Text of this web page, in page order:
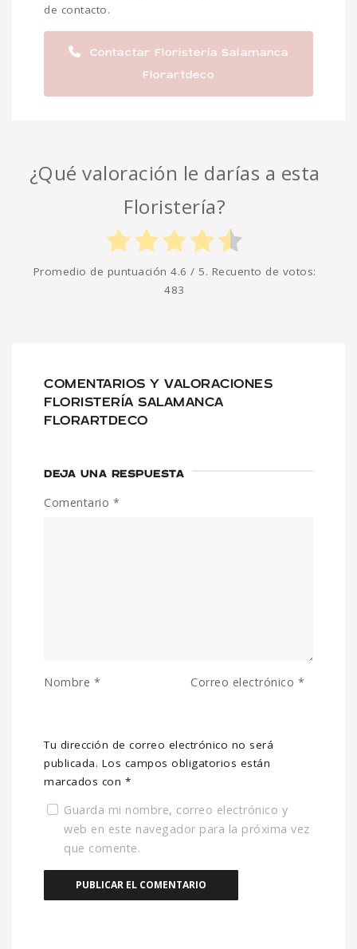
de contacto.
Contactar Floristería Salamanca
Florartdeco
¿Qué valoración le darías a esta
Floristería?
Promedio de puntuación 4.6 / 5. Recuento de votos:
483
COMENTARIOS Y VALORACIONES
FLORISTERÍA SALAMANCA
FLORARTDECO
DEJA UNA RESPUESTA
Tu dirección de correo electrónico no será
publicada. Los campos obligatorios están
marcados con *
Comentario *
Nombre * Correo electrónico *
Guarda mi nombre, correo electrónico y
web en este navegador para la próxima vez
que comente.